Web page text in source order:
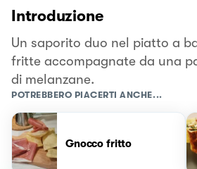
Introduzione
Un saporito duo nel piatto a
fritte accompagnate da una
di melanzane.
POTREBBERO PIACERTI ANCHE...
Gnocco fritto